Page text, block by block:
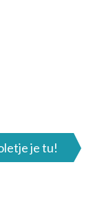
je tu!